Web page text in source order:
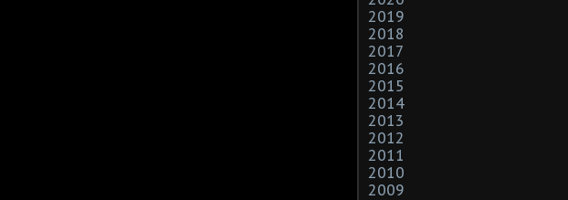
2019
2018
2017
2016
2015
2014
2013
2012
2011
2010
2009